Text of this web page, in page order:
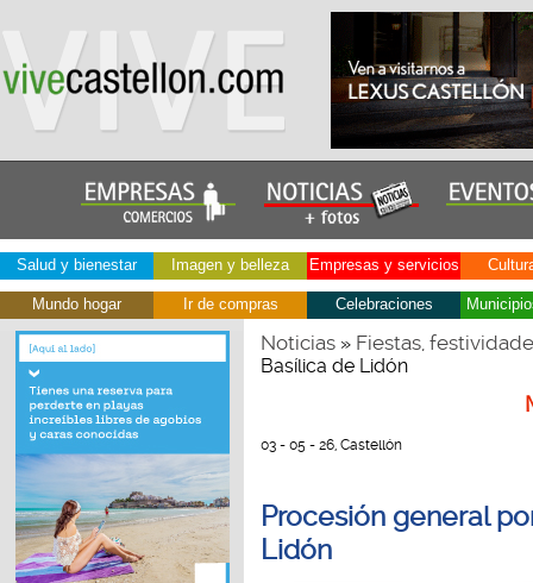
Salud y bienestar Imagen y belleza Empresas y servicios
Mundo hogar Ir de compras Celebraciones
Noticias» Fiestas,
Basílica de Lidón
03 - 05 - 26, Castellón
Procesión general
Lidón